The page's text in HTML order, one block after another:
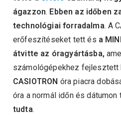
ágazzon. Ebben az időben
technológiai forradalma. A
erőfeszítéseket tett és a
átvitte az óragyártásba,
számológépekhez fejlesztett
CASIOTRON óra piacra
óra a normál időn és dátumon
tudta.